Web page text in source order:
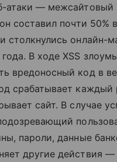
атаки — межсайтовый
составил почти 50%
столкнулись онлайн-
В ходе XSS
вредоносный код в
срабатывает каждый
сайт. В случае
пароли, данные
другие действия —